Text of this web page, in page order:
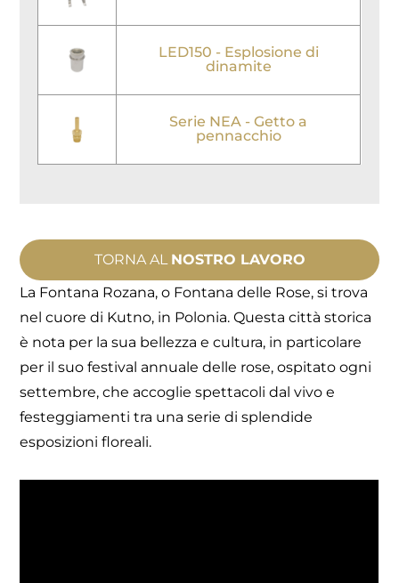
LED150 - Esplosione di
dinamite
Serie NEA - Getto a
pennacchio
TORNA AL NOSTRO LAVORO
La Fontana Rozana, o Fontana delle Rose, si trova
nel cuore di Kutno, in Polonia. Questa città storica
è nota per la sua bellezza e cultura, in particolare
per il suo festival annuale delle rose, ospitato ogni
settembre, che accoglie spettacoli dal vivo e
festeggiamenti tra una serie di splendide
esposizioni floreali.